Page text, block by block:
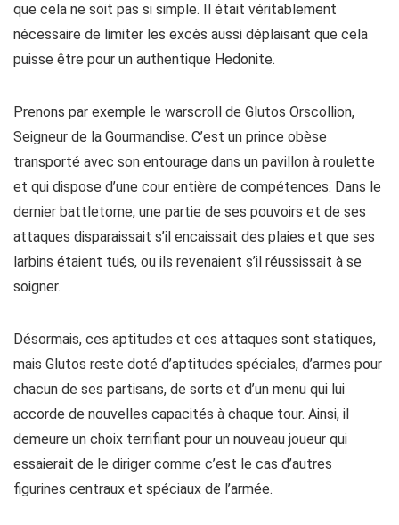
que cela ne soit pas si simple. Il était véritablement
nécessaire de limiter les excès aussi déplaisant que cela
puisse être pour un authentique Hedonite.
Prenons par exemple le warscroll de Glutos Orscollion,
Seigneur de la Gourmandise. C’est un prince obèse
transporté avec son entourage dans un pavillon à roulette
et qui dispose d’une cour entière de compétences. Dans le
dernier battletome, une partie de ses pouvoirs et de ses
attaques disparaissait s’il encaissait des plaies et que ses
larbins étaient tués, ou ils revenaient s’il réussissait à se
soigner.
Désormais, ces aptitudes et ces attaques sont statiques,
mais Glutos reste doté d’aptitudes spéciales, d’armes pour
chacun de ses partisans, de sorts et d’un menu qui lui
accorde de nouvelles capacités à chaque tour. Ainsi, il
demeure un choix terrifiant pour un nouveau joueur qui
essaierait de le diriger comme c’est le cas d’autres
figurines centraux et spéciaux de l’armée.